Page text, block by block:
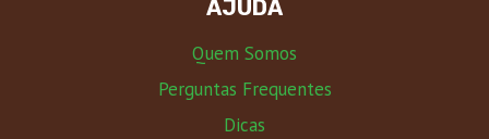
AJUDA
Quem Somos
Perguntas Frequentes
Dicas